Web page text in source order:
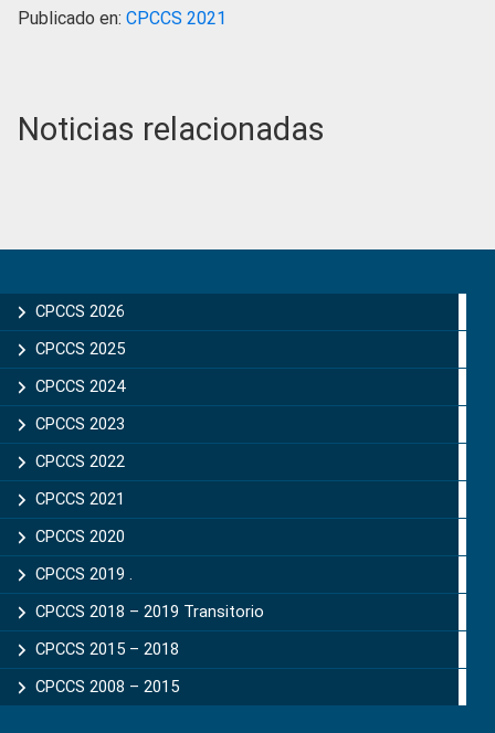
Publicado en: CPCCS 2021
Noticias relacionadas
Sidebar
CPCCS 2026
CPCCS 2025
CPCCS 2024
CPCCS 2023
CPCCS 2022
CPCCS 2021
CPCCS 2020
CPCCS 2019 .
CPCCS 2018 – 2019 Transitorio
CPCCS 2015 – 2018
CPCCS 2008 – 2015